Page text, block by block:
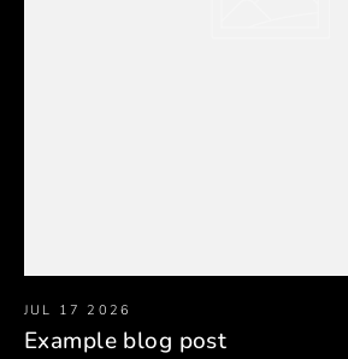
JUL 17 2026
Example blog post